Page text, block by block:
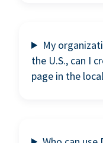
My
the U.S., can I
page in the